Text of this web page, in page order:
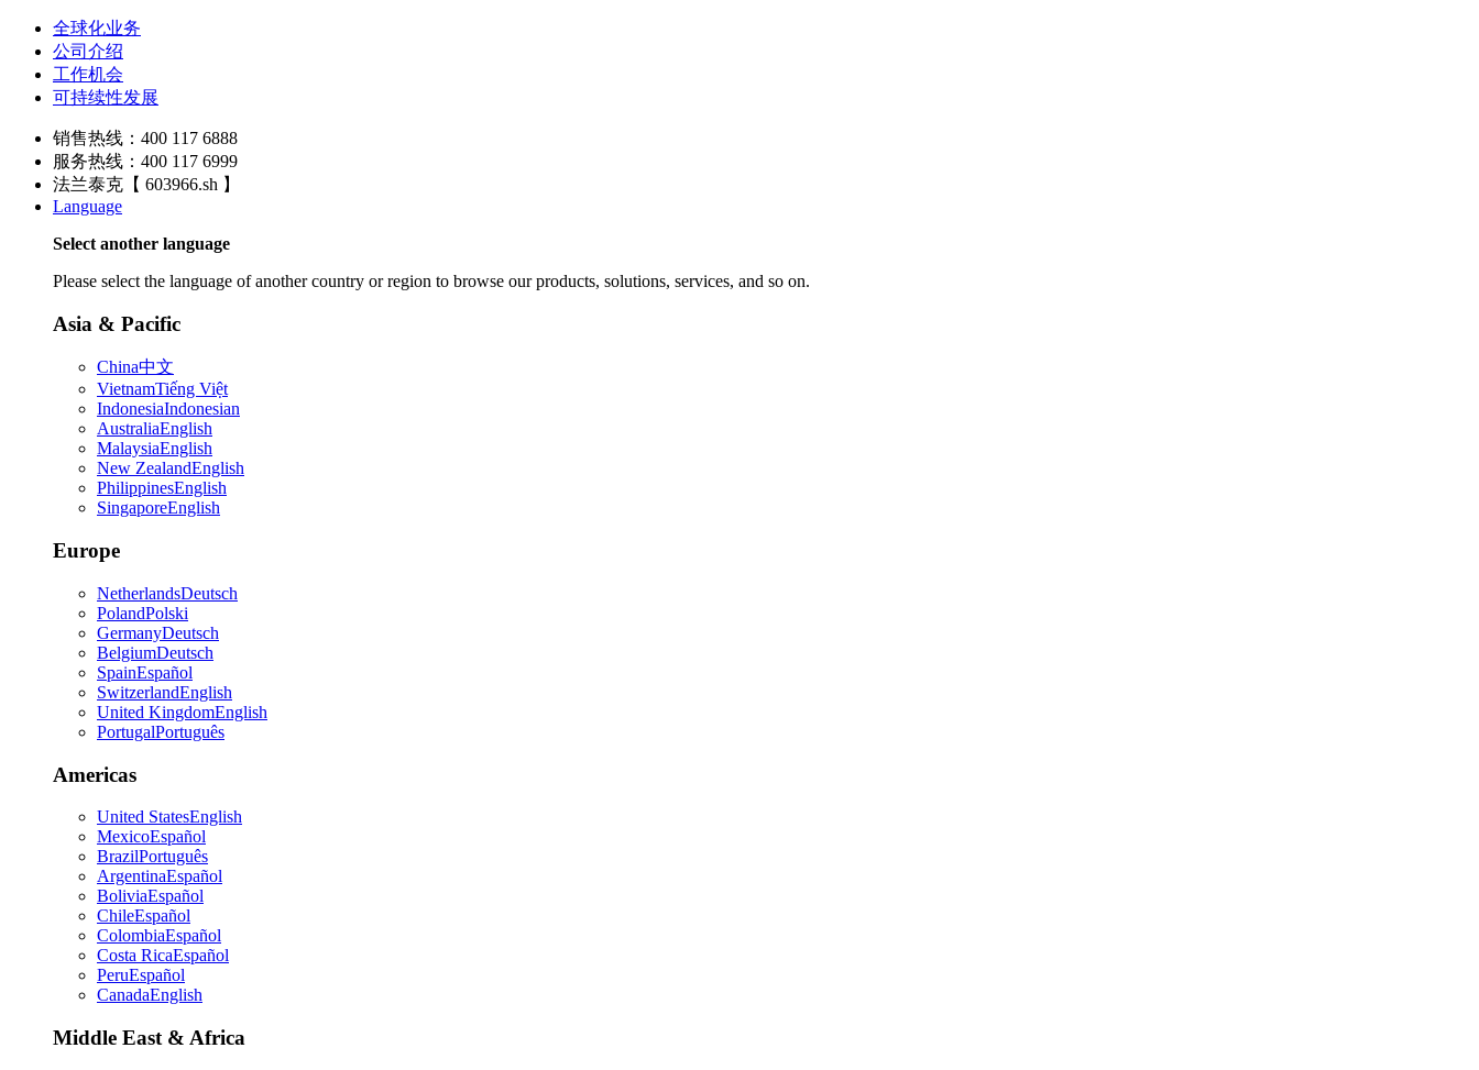
全球化业务
公司介绍
工作机会
可持续性发展
销售热线：400 117 6888
服务热线：400 117 6999
法兰泰克【 603966.sh 】
Language
Select another language
Please select the language of another country or region to browse our products, solutions, services, and so on.
Asia & Pacific
China中文
VietnamTiếng Việt
IndonesiaIndonesian
AustraliaEnglish
MalaysiaEnglish
New ZealandEnglish
PhilippinesEnglish
SingaporeEnglish
Europe
NetherlandsDeutsch
PolandPolski
GermanyDeutsch
BelgiumDeutsch
SpainEspañol
SwitzerlandEnglish
United KingdomEnglish
PortugalPortuguês
Americas
United StatesEnglish
MexicoEspañol
BrazilPortuguês
ArgentinaEspañol
BoliviaEspañol
ChileEspañol
ColombiaEspañol
Costa RicaEspañol
PeruEspañol
CanadaEnglish
Middle East & Africa